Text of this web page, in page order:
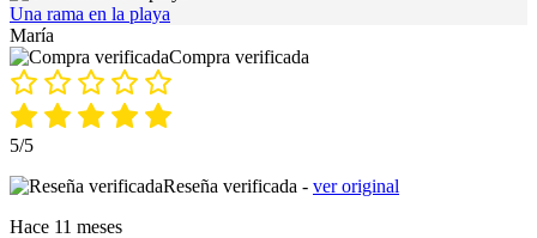
Una rama en la playa
María
Compra verificada
5/5
Reseña verificada - ver original
Hace 11 meses